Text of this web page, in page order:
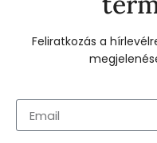
Feliratkozás a